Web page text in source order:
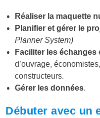
Réaliser la maquette
Planifier et gérer le
Planner System)
Faciliter les échanges
d’ouvrage,
constructeurs.
Gérer les données.
Débuter avec un